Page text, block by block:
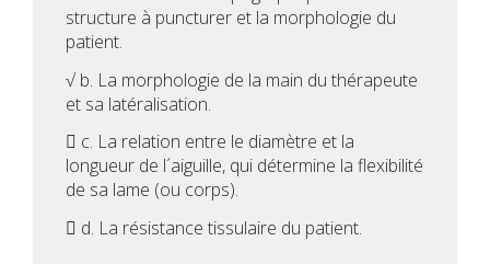
structure à puncturer et la morphologie du
patient.
√ b. La morphologie de la main du thérapeute
et sa latéralisation.
 c. La relation entre le diamètre et la
longueur de l´aiguille, qui détermine la flexibilité
de sa lame (ou corps).
 d. La résistance tissulaire du patient.